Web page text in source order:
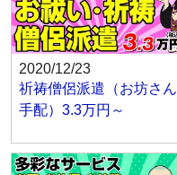
2020/12/23
祈祷僧侶派遣（お坊さん
手配）3.3万円～